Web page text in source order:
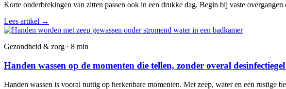
Korte onderbrekingen van zitten passen ook in een drukke dag. Begin bij vaste
Lees artikel →
Gezondheid & zorg · 8 min
Handen wassen op de momenten die tellen, zonder overal
Handen wassen is vooral nuttig op herkenbare momenten. Met zeep, water en een rustige